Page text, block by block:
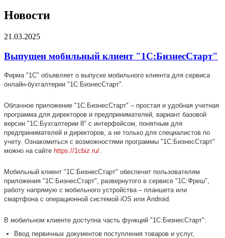
Новости
21.03.2025
Выпущен мобильный клиент "1С:БизнесСтарт"
Фирма "1С" объявляет о выпуске мобильного клиента для сервиса
онлайн-бухгалтерии "1С:БизнесСтарт".
Облачное приложение "1С:БизнесСтарт" – простая и удобная учетная
программа для директоров и предпринимателей, вариант базовой
версии "1С:Бухгалтерии 8" с интерфейсом, понятным для
предпринимателей и директоров, а не только для специалистов по
учету. Ознакомиться с возможностями программы "1С:БизнесСтарт"
можно на сайте https://1cbiz.ru/.
Мобильный клиент "1С:БизнесСтарт" обеспечит пользователям
приложения "1С:БизнесСтарт", развернутого в сервисе "1С:Фреш",
работу напрямую с мобильного устройства – планшета или
смартфона с операционной системой iOS или Android.
В мобильном клиенте доступна часть функций "1С:БизнесСтарт":
Ввод первичных документов поступления товаров и услуг,